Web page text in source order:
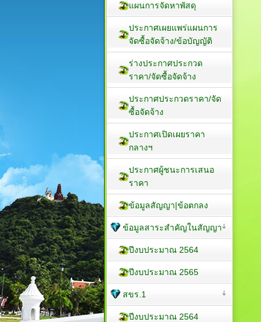
แผนการจัดหาพัสดุ
ประกาศเผยแพร่แผนการ
จัดซื้อจัดจ้าง/ข้อบัญญัติ
ร่างประกาศประกวด
ราคา/จัดซื้อจัดจ้าง
ประกาศประกวดราคา/จัด
ซื้อจัดจ้าง
ประกาศเปิดเผยราคา
กลางฯ
ประกาศผู้ชนะการเสนอ
ราคา
ข้อมูลสัญญา|ข้อตกลง
ข้อมูลสาระสำคัญในสัญญา
ปีงบประมาณ 2564
ปีงบประมาณ 2565
สขร.1
ปีงบประมาณ 2564